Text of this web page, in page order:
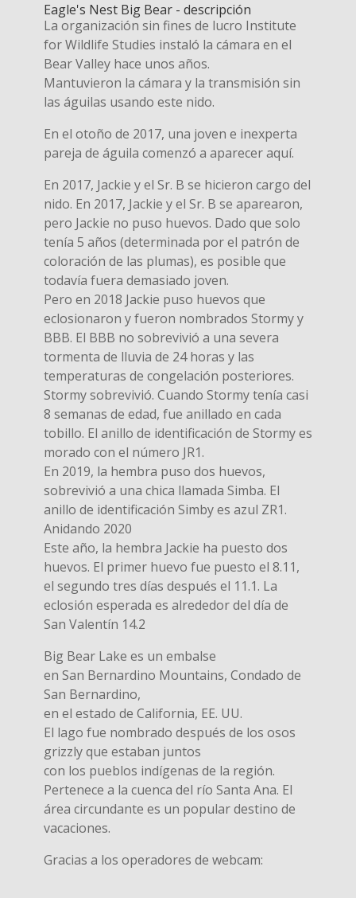
Eagle's Nest Big Bear - descripción
La organización sin fines de lucro Institute
for Wildlife Studies instaló la cámara en el
Bear Valley hace unos años.
Mantuvieron la cámara y la transmisión sin
las águilas usando este nido.
En el otoño de 2017, una joven e inexperta
pareja de águila comenzó a aparecer aquí.
En 2017, Jackie y el Sr. B se hicieron cargo del
nido. En 2017, Jackie y el Sr. B se aparearon,
pero Jackie no puso huevos. Dado que solo
tenía 5 años (determinada por el patrón de
coloración de las plumas), es posible que
todavía fuera demasiado joven.
Pero en 2018 Jackie puso huevos que
eclosionaron y fueron nombrados Stormy y
BBB. El BBB no sobrevivió a una severa
tormenta de lluvia de 24 horas y las
temperaturas de congelación posteriores.
Stormy sobrevivió. Cuando Stormy tenía casi
8 semanas de edad, fue anillado en cada
tobillo. El anillo de identificación de Stormy es
morado con el número JR1.
En 2019, la hembra puso dos huevos,
sobrevivió a una chica llamada Simba. El
anillo de identificación Simby es azul ZR1.
Anidando 2020
Este año, la hembra Jackie ha puesto dos
huevos. El primer huevo fue puesto el 8.11,
el segundo tres días después el 11.1. La
eclosión esperada es alrededor del día de
San Valentín 14.2
Big Bear Lake es un embalse
en San Bernardino Mountains, Condado de
San Bernardino,
en el estado de California, EE. UU.
El lago fue nombrado después de los osos
grizzly que estaban juntos
con los pueblos indígenas de la región.
Pertenece a la cuenca del río Santa Ana. El
área circundante es un popular destino de
vacaciones.
Gracias a los operadores de webcam: